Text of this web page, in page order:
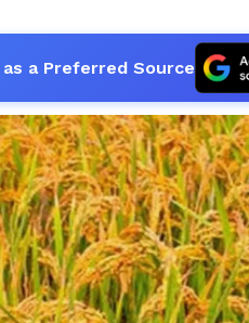
a Preferred Source